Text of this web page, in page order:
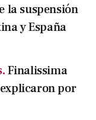
la suspensión
y España
Finalissima
por